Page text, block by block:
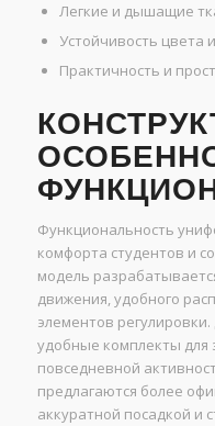
Легкие и дышащие
Устойчивость цвета
Практичность и
Функциональность
комфорта студентов и
модель
движения, удобного
элементов
удобные комплекты для
повседневной
предлагаются более
аккуратной посадкой